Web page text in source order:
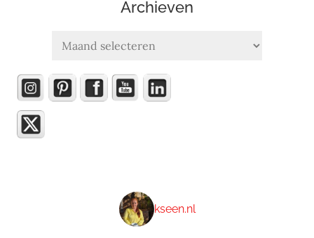
Archieven
Archieven
kseen.nl